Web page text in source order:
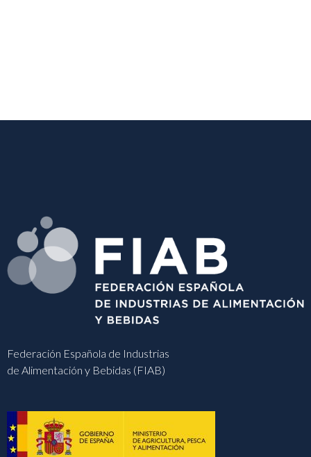
Federación Española de Industrias
de Alimentación y Bebidas (FIAB)